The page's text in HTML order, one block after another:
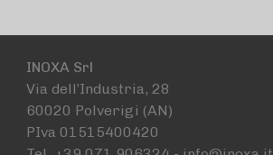
INOXA Srl
Via dell’Industria, 28
60020 Polverigi (AN)
PIva 01515400420